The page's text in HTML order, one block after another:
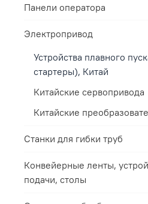
Панели оператора
Электропривод
Устройства плавного
стартеры), Китай
Китайские сервопривода
Китайские
Станки для гибки труб
Конвейерные ленты,
подачи, столы